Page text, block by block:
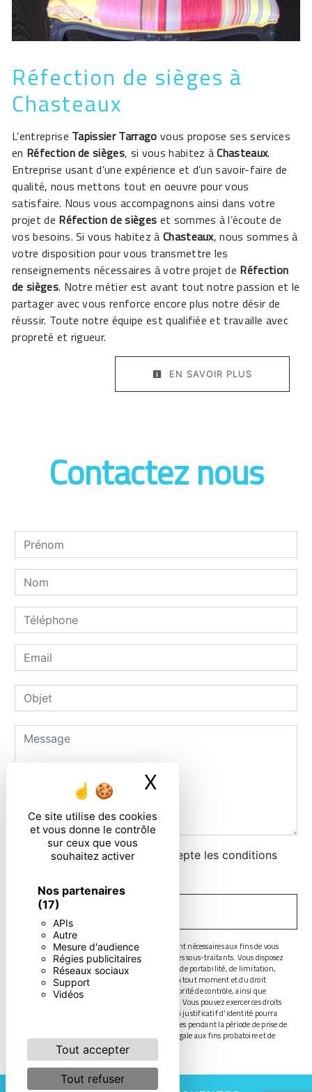
Ce site utilise des cookies
et vous donne le contrôle
sur ceux que vous
souhaitez activer
Nos partenaires
(17)
APIs
Autre
Mesure d'audience
Régies publicitaires
Réseaux sociaux
Support
Vidéos
Tout accepter
Tout refuser
X
Réfection de sièges à
Chasteaux
L’entreprise Tapissier Tarrago vous propose ses services
en Réfection de sièges, si vous habitez àChasteaux.
Entreprise usant d’une expérience et d’un savoir-faire de
qualité, nous mettons tout en oeuvre pour vous
satisfaire. Nous vous accompagnons ainsi dans votre
projet de Réfection de sièges et sommes à l’écoute de
vos besoins. Si vous habitez à Chasteaux, nous sommes à
votre disposition pour vous transmettre les
renseignements nécessaires à votre projet de Réfection
de sièges. Notre métier est avant tout notre passion et le
partager avec vous renforce encore plus notre désir de
réussir. Toute notre équipe est qualifiée et travaille avec
propreté et rigueur.
EN SAVOIR PLUS
Contactez nous
En cochant cette case, j'accepte les conditions
** Les données personnelles communiquées sont nécessaires aux fins de vous
contacter. Elles sont destinées à l'entreprise et ses sous-traitants. Vous disposez
de droits d’accès, de rectification, d’effacement, de portabilité, de limitation,
d’opposition, de retrait de votre consentement à tout moment et du droit
d’introduire une réclamation auprès d’une autorité de contrôle, ainsi que
d’organiser le sort de vos données post-mortem. Vous pouvez exercer ces droits
par voie postale ou par courrier électronique. Un justificatif d'identité pourra
vous être demandé. Nous conservons vos données pendant la période de prise de
contact puis pendant la durée de prescription légale aux fins probatoire et de
gestion des contentieux.